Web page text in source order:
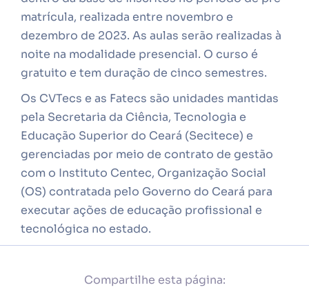
matrícula, realizada entre novembro e
dezembro de 2023. As aulas serão realizadas à
noite na modalidade presencial. O curso é
gratuito e tem duração de cinco semestres.
Os CVTecs e as Fatecs são unidades mantidas
pela Secretaria da Ciência, Tecnologia e
Educação Superior do Ceará (Secitece) e
gerenciadas por meio de contrato de gestão
com o Instituto Centec, Organização Social
(OS) contratada pelo Governo do Ceará para
executar ações de educação profissional e
tecnológica no estado.
Compartilhe esta página: